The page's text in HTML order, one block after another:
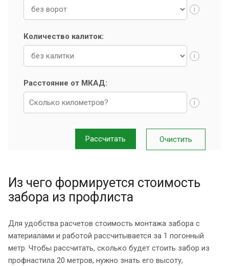
i
Количество калиток:
i
Расстояние от МКАД:
i
Из чего формируется стоимость
забора из профлиста
Для удобства расчетов стоимость монтажа забора с
материалами и работой рассчитывается за 1 погонный
метр. Чтобы рассчитать, сколько будет стоить забор из
профнастила 20 метров, нужно знать его высоту,